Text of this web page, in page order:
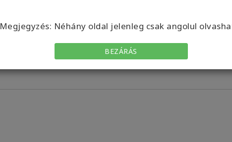
Megjegyzés: Néhány oldal jelenleg csak angolul
BEZÁRÁS
Telefon
Country/Region Code